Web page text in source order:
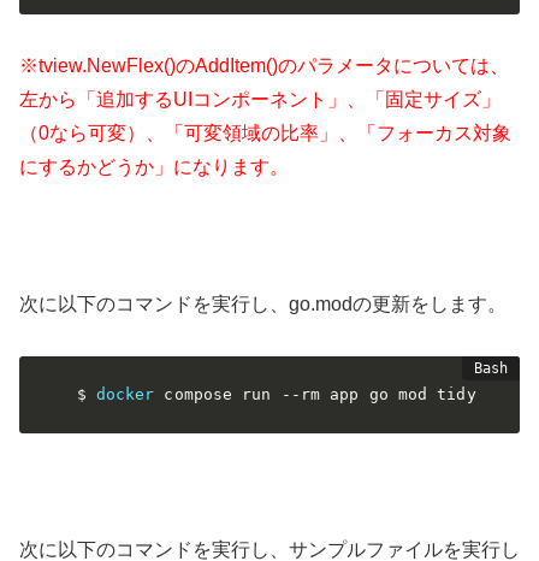
※tview.NewFlex()のAddItem()のパラメータについては、
左から「追加するUIコンポーネント」、「固定サイズ」
（0なら可変）、「可変領域の比率」、「フォーカス対象
にするかどうか」になります。
次に以下のコマンドを実行し、go.modの更新をします。
$ docker compose run --rm app go mod tidy
次に以下のコマンドを実行し、サンプルファイルを実行し